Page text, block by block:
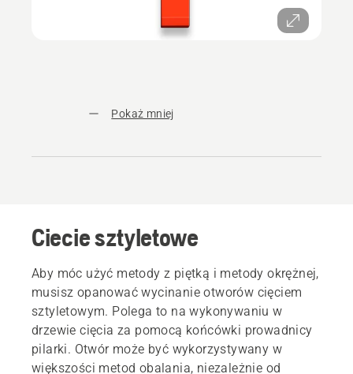
Pokaż mniej
Ciecie sztyletowe
Aby móc użyć metody z piętką i metody okrężnej,
musisz opanować wycinanie otworów cięciem
sztyletowym. Polega to na wykonywaniu w
drzewie cięcia za pomocą końcówki prowadnicy
pilarki. Otwór może być wykorzystywany w
większości metod obalania, niezależnie od